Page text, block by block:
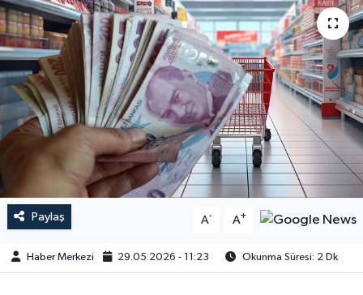
Paylaş A- A+
Haber Merkezi 29.05.2026 - 11:23 Okunma Süresi: 2 Dk